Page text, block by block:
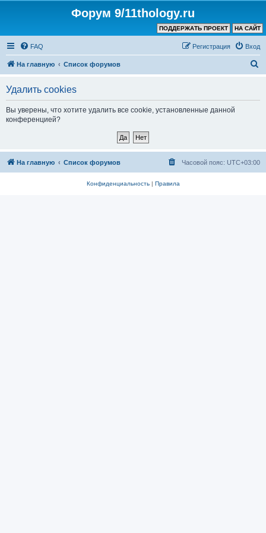
Форум 9/11thology.ru
НА САЙТ
ПОДДЕРЖАТЬ ПРОЕКТ
FAQ Вход
Регистрация
На главную Список форумов
Удалить cookies
Вы уверены, что хотите удалить все cookie, установленные данной
конференцией?
На главную Список форумов Часовой пояс: UTC+03:00
Конфиденциальность| Правила